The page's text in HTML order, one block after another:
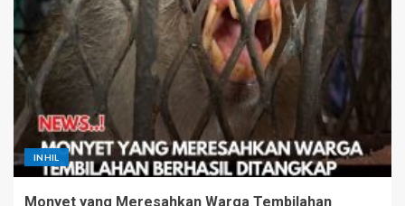
INHIL
Monyet yang Meresahkan Warga Tembilahan